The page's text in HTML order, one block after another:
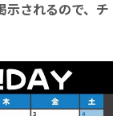
示されるので、チ